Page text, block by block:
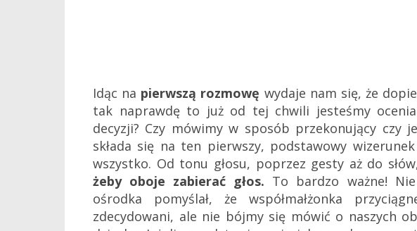
Idąc na pierwszą rozmowę wydaje nam się, że
tak naprawdę to już od tej chwili jesteśmy
decyzji? Czy mówimy w sposób przekonujący czy
składa się na ten pierwszy, podstawowy
wszystko. Od tonu głosu, poprzez gesty aż do
żeby oboje zabierać głos. To bardzo ważne!
ośrodka pomyślał, że współmałżonka
zdecydowani, ale nie bójmy się mówić o naszych